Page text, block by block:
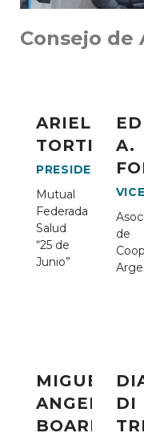
Consejo de
ARIEL
TORTI
PRESIDENTE
Mutual
Federada
Salud
“25 de
Junio”
A.
de
MIGUEL
ANGEL
BOARINI
DI